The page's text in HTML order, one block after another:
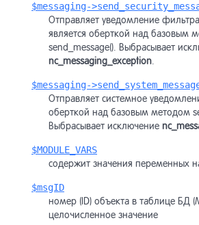
$messaging-
Отправляет уведомление
является оберткой над базовым
send_message(). Выбрасывает
nc_messaging_exception
$messaging-
Отправляет системное
оберткой над базовым методом
Выбрасывает исключение
$MODULE_VARS
содержит значения переменных
$msgID
номер (ID) объекта в таблице БД
целочисленное значение